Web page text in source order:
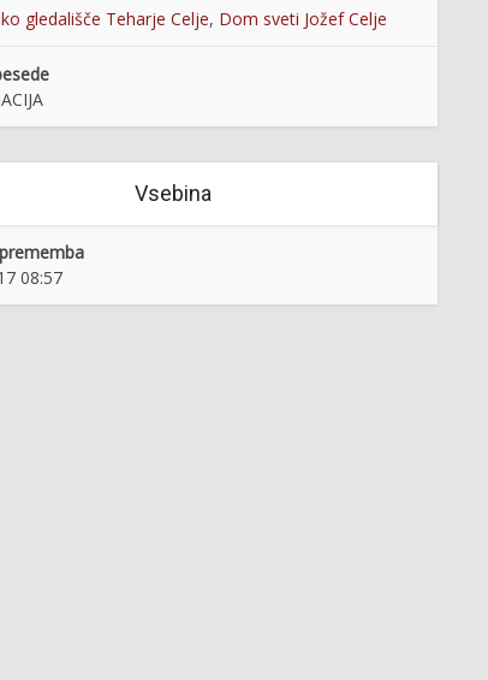
gledališče Teharje Celje, Dom sveti Jožef Celje
Vsebina
08:57